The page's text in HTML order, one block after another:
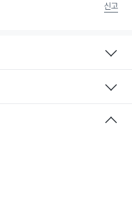
신고